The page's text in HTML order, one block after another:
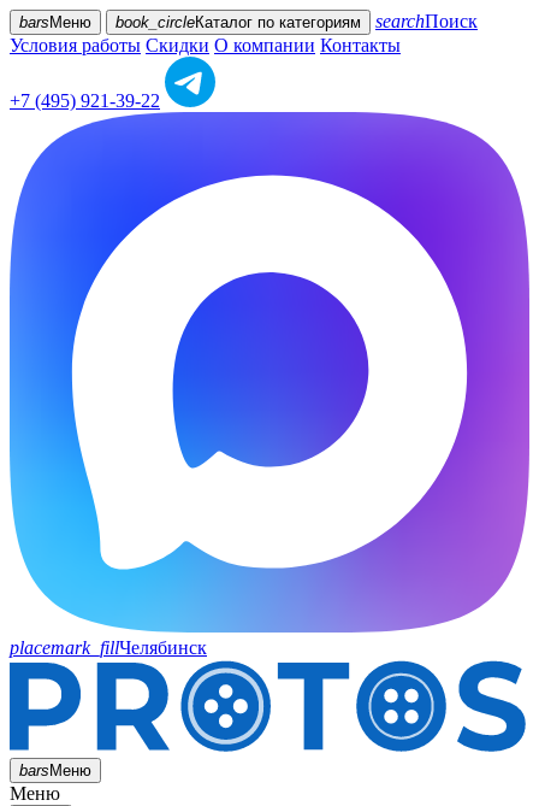
bars Меню book_circleКаталог по категориям searchПоиск
Условия работы Скидки О компании Контакты
+7 (495) 921-39-22
placemark_fillЧелябинск
barsМеню
Меню